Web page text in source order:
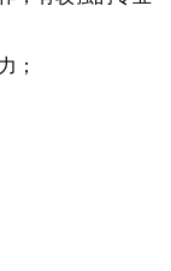
报和协调工作；